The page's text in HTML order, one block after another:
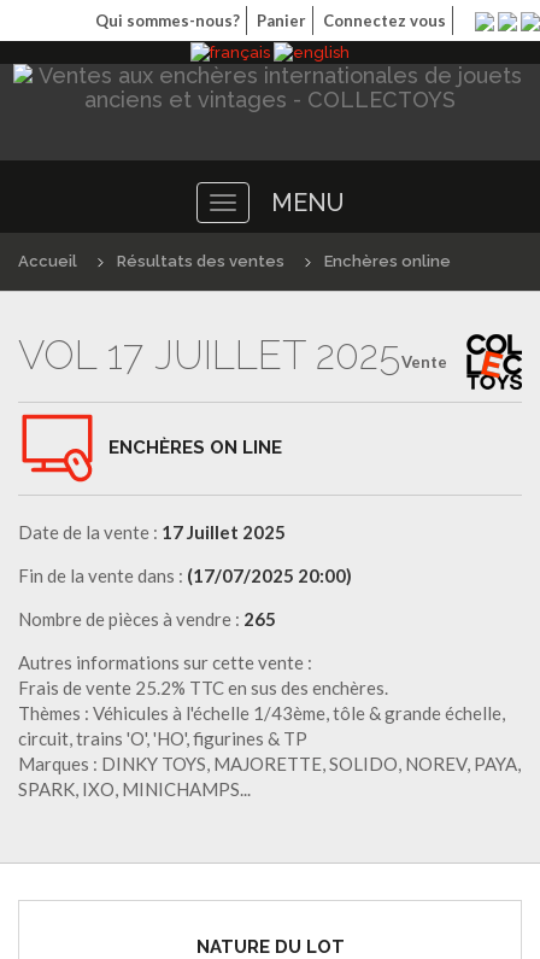
Qui sommes-nous? Panier Connectez vous
Toggle
navigation
MENU
Accueil Résultats des ventes Enchères online
Vente
VOL 17 JUILLET 2025
ENCHÈRES ON LINE
Date de la vente : 17 Juillet 2025
Fin de la vente dans : (17/07/2025 20:00)
Nombre de pièces à vendre : 265
Autres informations sur cette vente :
Frais de vente 25.2% TTC en sus des enchères.
Thèmes : Véhicules à l'échelle 1/43ème, tôle & grande échelle,
circuit, trains 'O', 'HO', figurines & TP
Marques : DINKY TOYS, MAJORETTE, SOLIDO, NOREV, PAYA,
SPARK, IXO, MINICHAMPS...
NATURE DU LOT